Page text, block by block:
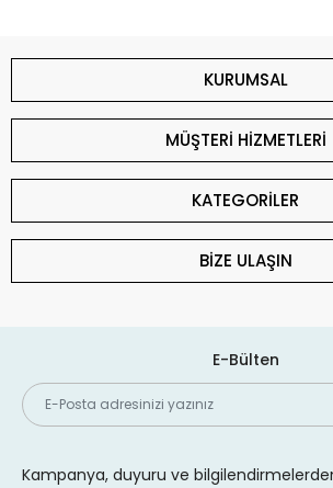
KURUMSAL
MÜŞTERİ HİZMETLERİ
KATEGORİLER
BİZE ULAŞIN
E-Bülten
Kampanya, duyuru ve